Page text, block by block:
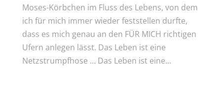
Moses-Körbchen im Fluss des Lebens, von dem
ich für mich immer wieder feststellen durfte,
dass es mich genau an den FÜR MICH richtigen
Ufern anlegen lässt. Das Leben ist eine
Netzstrumpfhose … Das Leben ist eine...